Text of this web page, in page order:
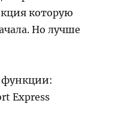
которую
Но лучше
функции:
Express